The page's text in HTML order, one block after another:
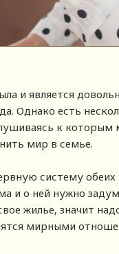
и является
Однако есть
к которым
мир в семье.
систему
и о ней нужно
жилье, значит
мирными